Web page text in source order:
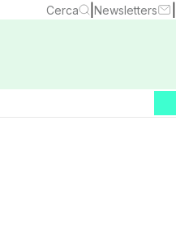
Cerca Newsletters